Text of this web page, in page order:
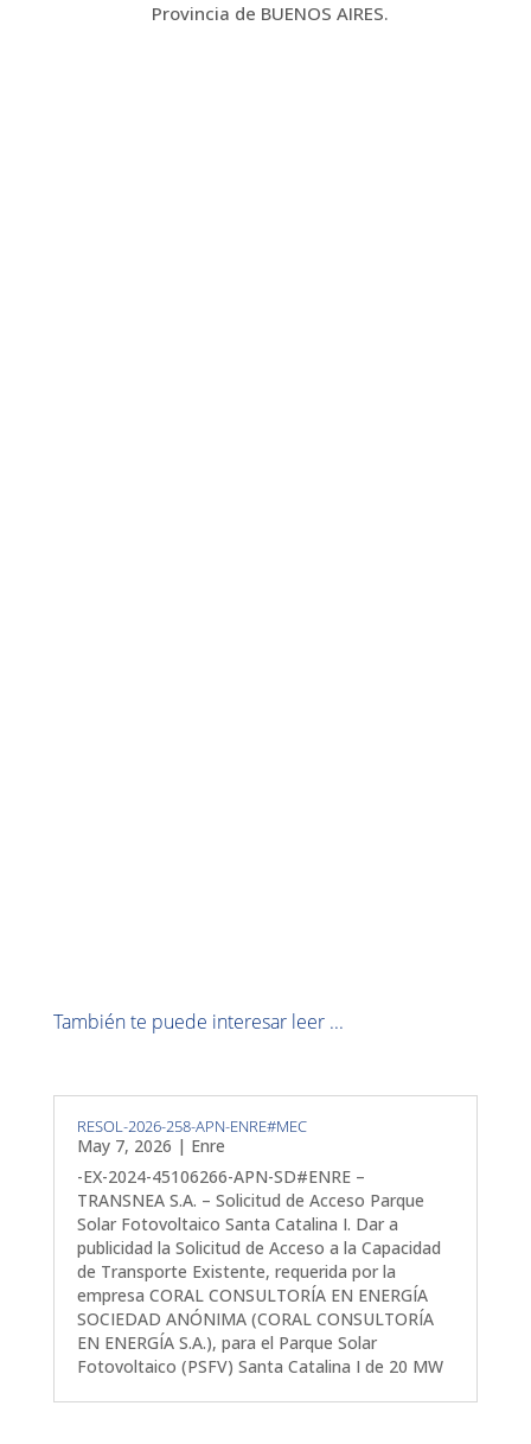
Provincia de BUENOS AIRES.
También te puede interesar leer ...
RESOL-2026-258-APN-ENRE#MEC
May 7, 2026 | Enre
-EX-2024-45106266-APN-SD#ENRE –
TRANSNEA S.A. – Solicitud de Acceso Parque
Solar Fotovoltaico Santa Catalina I. Dar a
publicidad la Solicitud de Acceso a la Capacidad
de Transporte Existente, requerida por la
empresa CORAL CONSULTORÍA EN ENERGÍA
SOCIEDAD ANÓNIMA (CORAL CONSULTORÍA
EN ENERGÍA S.A.), para el Parque Solar
Fotovoltaico (PSFV) Santa Catalina I de 20 MW